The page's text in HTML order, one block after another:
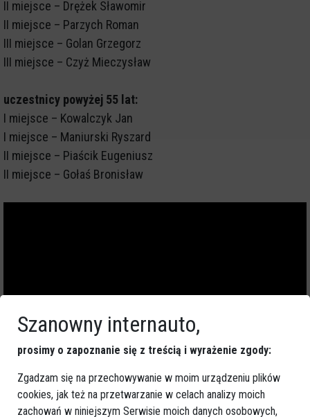
II miejsce – Drężek Sławomir
II miejsce – Parzych Roman
III miejsce – Golan Grzegorz
III miejsce – Czyż Mieczysław
uczestnicy powyżej 55 lat:
I miejsce – Kowalczyk Jan
I miejsce – Maniurski Ryszard
II miejsce – Piaścik Eugeniusz
II miejsce – Gołaś Bronisław
Szanowny internauto,
prosimy o zapoznanie się z treścią i wyrażenie zgody:
Zgadzam się na przechowywanie w moim urządzeniu plików
cookies, jak też na przetwarzanie w celach analizy moich
zachowań w niniejszym Serwisie moich danych osobowych,